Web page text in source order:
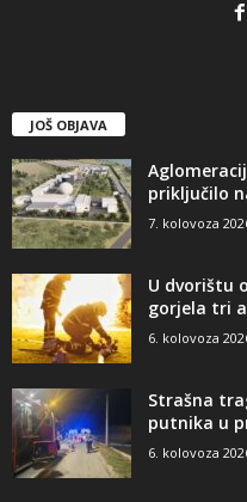
JOŠ OBJAVA
priključilo
7. kolovoza
U dvorištu
gorjela tri
6. kolovoza
Strašna
putnika u
6. kolovoza